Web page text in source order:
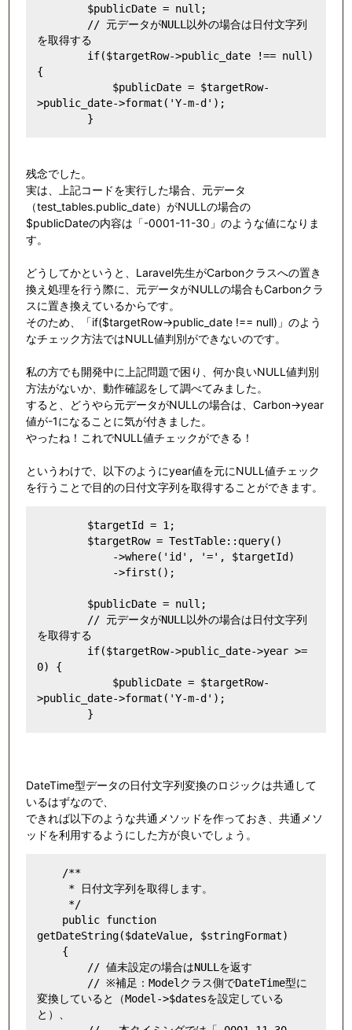
$publicDate = null;
// 元データがNULL以外の場合は日付文字列
を取得する
if($targetRow->public_date !== null)
{
$publicDate = $targetRow-
>public_date->format('Y-m-d');
残念でした。
実は、上記コードを実行した場合、元データ
（test_tables.public_date）がNULLの場合の
$publicDateの内容は「-0001-11-30」のような値になりま
す。
どうしてかというと、Laravel先生がCarbonクラスへの置き
換え処理を行う際に、元データがNULLの場合もCarbonクラ
スに置き換えているからです。
そのため、「if($targetRow->public_date !== null)」のよう
なチェック方法ではNULL値判別ができないのです。
私の方でも開発中に上記問題で困り、何か良いNULL値判別
方法がないか、動作確認をして調べてみました。
すると、どうやら元データがNULLの場合は、Carbon->year
値が-1になることに気が付きました。
やったね！これでNULL値チェックができる！
というわけで、以下のようにyear値を元にNULL値チェック
を行うことで目的の日付文字列を取得することができます。
$targetId = 1;
$targetRow = TestTable::query()
->where('id', '=', $targetId)
->first();
$publicDate = null;
// 元データがNULL以外の場合は日付文字列
を取得する
if($targetRow->public_date->year >=
0) {
$publicDate = $targetRow-
>public_date->format('Y-m-d');
DateTime型データの日付文字列変換のロジックは共通して
いるはずなので、
できれば以下のような共通メソッドを作っておき、共通メソ
ッドを利用するようにした方が良いでしょう。
/**
* 日付文字列を取得します。
*/
public function
getDateString($dateValue, $stringFormat)
{
// 値未設定の場合はNULLを返す
// ※補足：Modelクラス側でDateTime型に
変換していると（Model->$datesを設定している
と）、